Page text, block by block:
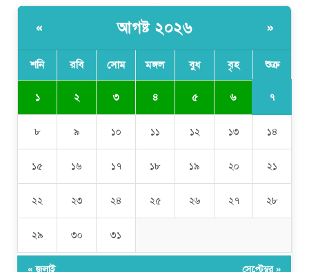
« আগষ্ট ২০২৬ »
শনি রবি সোম মঙ্গল বুধ বৃহ শুক্র
১ ২ ৩ ৪ ৫ ৬ ৭
৮ ৯ ১০ ১১ ১২ ১৩ ১৪
১৫ ১৬ ১৭ ১৮ ১৯ ২০ ২১
২২ ২৩ ২৪ ২৫ ২৬ ২৭ ২৮
২৯ ৩০ ৩১
« জুলাই সেপ্টেম্বর »